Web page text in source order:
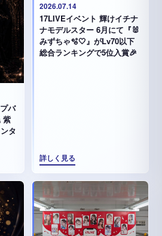
バ
紫
タ
2026.07.14
17LIVEイベント 輝けイチナ
ナモデルスター 6月にて『🐰
みずちゃ️🫧🤍』がLv70以下
総合ランキングで5位入賞🎉
詳しく見る